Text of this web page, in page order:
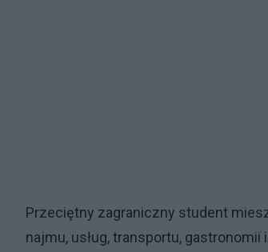
Przeciętny zagraniczny student
najmu, usług, transportu,